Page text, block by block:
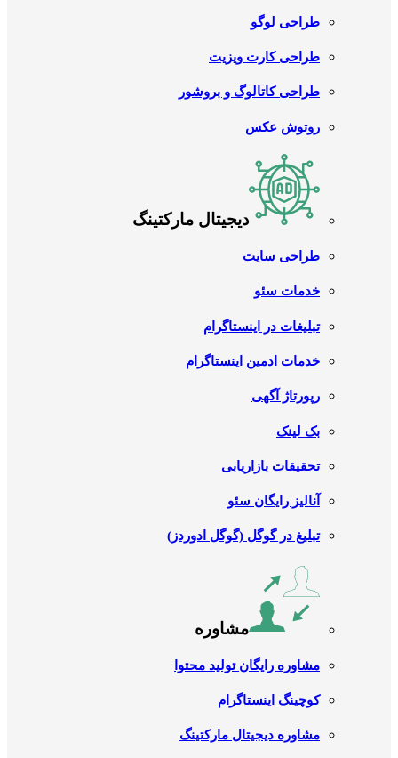
طراحی لوگو
طراحی کارت ویزیت
طراحی کاتالوگ و بروشور
روتوش عکس
دیجیتال مارکتینگ
طراحی سایت
خدمات سئو
تبلیغات در اینستاگرام
خدمات ادمین اینستاگرام
رپورتاژ آگهی
بک لینک
تحقیقات بازاریابی
آنالیز رایگان سئو
تبلیغ در گوگل (گوگل ادوردز)
مشاوره
مشاوره رایگان تولید محتوا
کوچینگ اینستاگرام
مشاوره دیجیتال مارکتینگ